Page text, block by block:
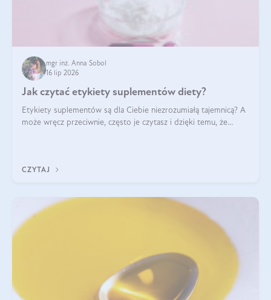
mgr inż. Anna Sobol
16 lip 2026
Jak czytać etykiety suplementów diety?
Etykiety suplementów są dla Ciebie niezrozumiałą tajemnicą? A
może wręcz przeciwnie, często je czytasz i dzięki temu, że
CZYTAJ